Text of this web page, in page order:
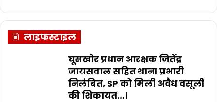
लाइफस्टाइल
घूसखोर प्रधान आरक्षक जितेंद्र
जायसवाल सहित थाना प्रभारी
निलंबित, SP को मिली अवैध वसूली
की शिकायत…।